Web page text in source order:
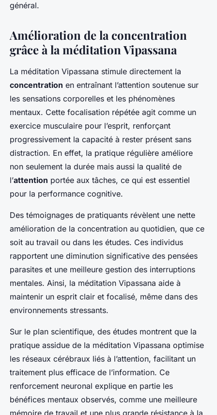
général.
Amélioration de la concentration
grâce à la méditation Vipassana
La méditation Vipassana stimule directement la
concentration en entraînant l’attention soutenue sur
les sensations corporelles et les phénomènes
mentaux. Cette focalisation répétée agit comme un
exercice musculaire pour l’esprit, renforçant
progressivement la capacité à rester présent sans
distraction. En effet, la pratique régulière améliore
non seulement la durée mais aussi la qualité de
l’attention portée aux tâches, ce qui est essentiel
pour la performance cognitive.
Des témoignages de pratiquants révèlent une nette
amélioration de la concentration au quotidien, que ce
soit au travail ou dans les études. Ces individus
rapportent une diminution significative des pensées
parasites et une meilleure gestion des interruptions
mentales. Ainsi, la méditation Vipassana aide à
maintenir un esprit clair et focalisé, même dans des
environnements stressants.
Sur le plan scientifique, des études montrent que la
pratique assidue de la méditation Vipassana optimise
les réseaux cérébraux liés à l’attention, facilitant un
traitement plus efficace de l’information. Ce
renforcement neuronal explique en partie les
bénéfices mentaux observés, comme une meilleure